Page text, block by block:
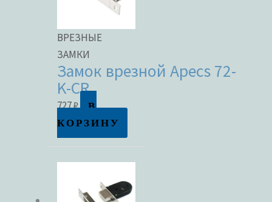
ВРЕЗНЫЕ
ЗАМКИ
Замок врезной Apecs 72-
K-CR
727₽
В
КОРЗИНУ